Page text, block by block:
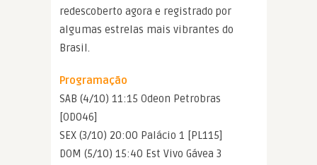
redescoberto agora e registrado por
algumas estrelas mais vibrantes do
Brasil.
Programação
SAB (4/10) 11:15 Odeon Petrobras
[OD046]
SEX (3/10) 20:00 Palácio 1 [PL115]
DOM (5/10) 15:40 Est Vivo Gávea 3